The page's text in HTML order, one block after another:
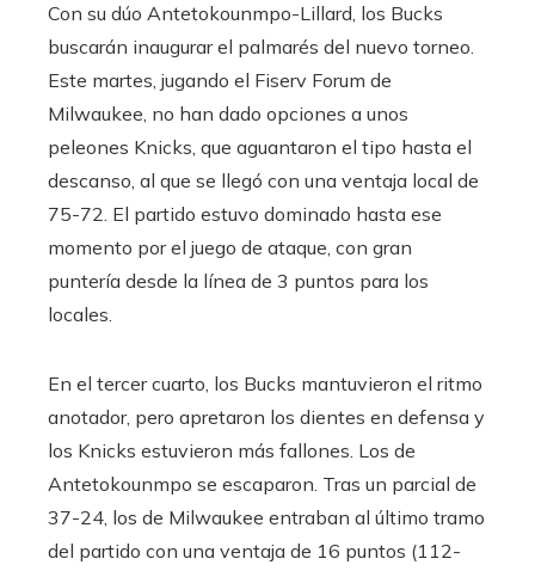
Con su dúo Antetokounmpo-Lillard, los Bucks
buscarán inaugurar el palmarés del nuevo torneo.
Este martes, jugando el Fiserv Forum de
Milwaukee, no han dado opciones a unos
peleones Knicks, que aguantaron el tipo hasta el
descanso, al que se llegó con una ventaja local de
75-72. El partido estuvo dominado hasta ese
momento por el juego de ataque, con gran
puntería desde la línea de 3 puntos para los
locales.
En el tercer cuarto, los Bucks mantuvieron el ritmo
anotador, pero apretaron los dientes en defensa y
los Knicks estuvieron más fallones. Los de
Antetokounmpo se escaparon. Tras un parcial de
37-24, los de Milwaukee entraban al último tramo
del partido con una ventaja de 16 puntos (112-